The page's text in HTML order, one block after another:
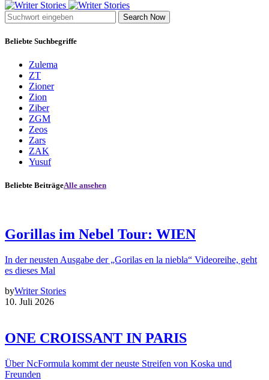
Search Now
Beliebte Suchbegriffe
Zulema
ZT
Zioner
Zion
Ziber
ZGM
Zeos
Zars
ZAK
Yusuf
Beliebte BeiträgeAlle ansehen
Gorillas im Nebel Tour: WIEN
In der neusten Ausgabe der „Gorilas en la niebla“ Videoreihe, geht
es dieses Mal
byWriter Stories
10. Juli 2026
ONE CROISSANT IN PARIS
Über NcFormula kommt der neuste Streifen von Koska und
Freunden